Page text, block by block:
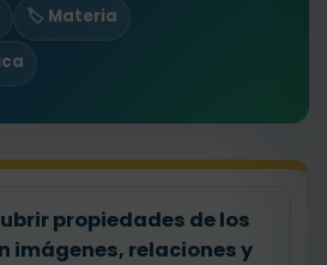
🏷️ Materia
propiedades de los
imágenes, relaciones y